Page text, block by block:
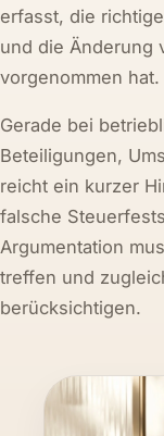
erfasst, die
und die Änderung
vorgenommen hat.
Gerade bei
Beteiligungen,
reicht ein kurzer
falsche
Argumentation
treffen und
berücksichtigen.